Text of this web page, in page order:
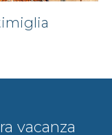
vacanza